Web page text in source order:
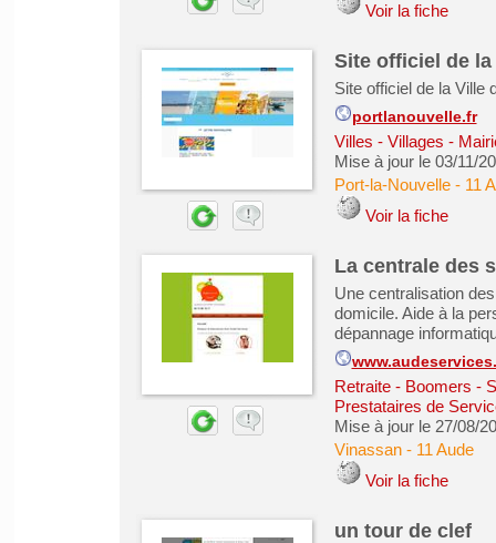
Voir la fiche
Site officiel de
Site officiel de la Ville
portlanouvelle.fr
Villes - Villages -
Mise à jour le 03/11/
Port-la-Nouvelle- 11
Voir la fiche
La centrale des
Une centralisation
domicile. Aide à la
dépannage
Retraite - Boomers -
Prestataires de
Mise à jour le 27/08/
Vinassan- 11 Aude
Voir la fiche
un tour de clef